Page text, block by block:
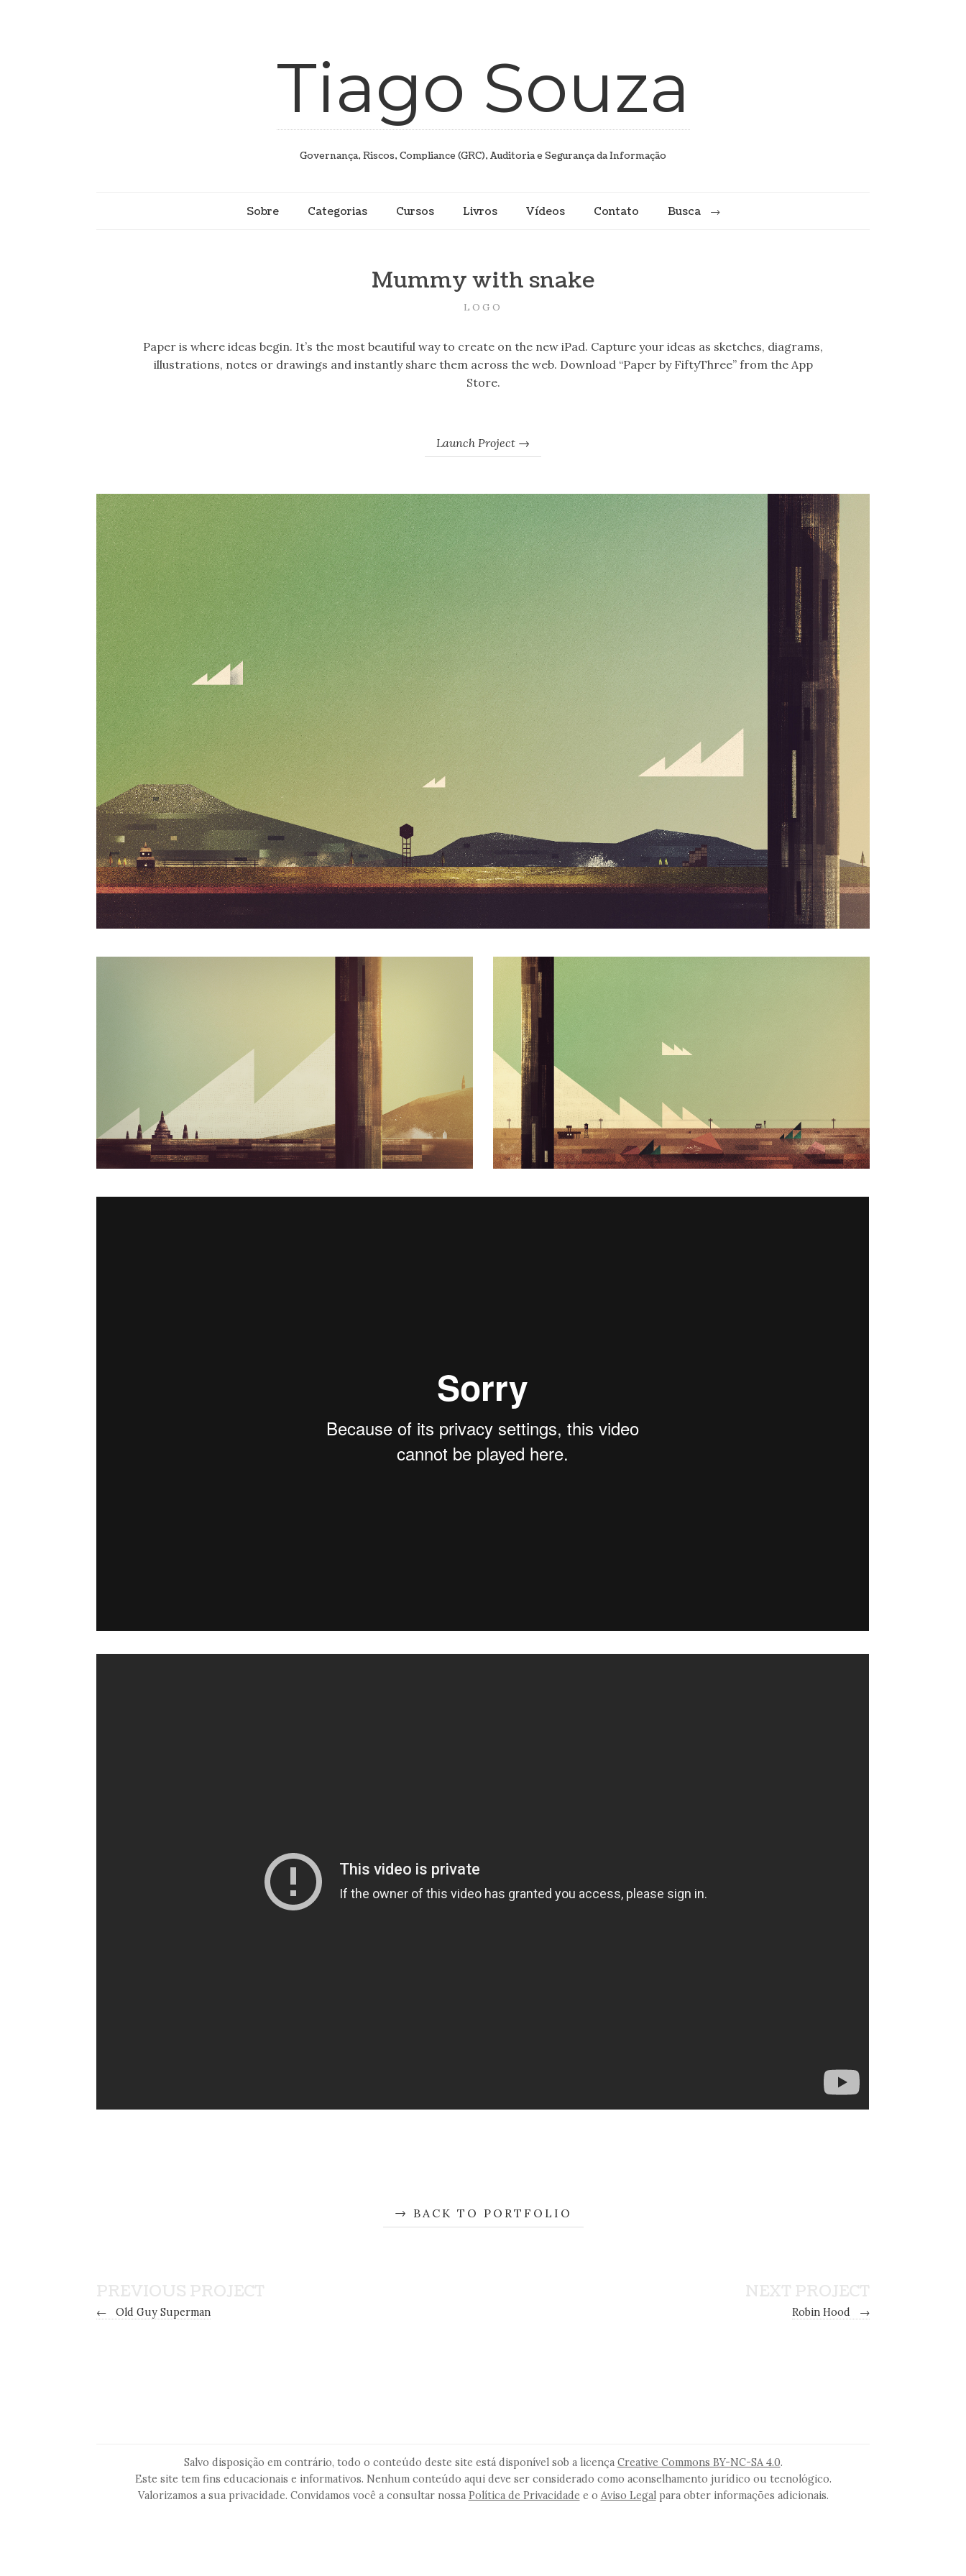
Tiago Souza
Governança, Riscos, Compliance (GRC), Auditoria e Segurança da Informação
Sobre Categorias Cursos Livros Vídeos Contato Busca
Mummy with snake
LOGO
Paper is where ideas begin. It’s the most beautiful way to create on the new iPad. Capture your ideas as sketches, diagrams,
illustrations, notes or drawings and instantly share them across the web. Download “Paper by FiftyThree” from the App
Store.
Launch Project
BACK TO PORTFOLIO
PREVIOUS PROJECT
← Old Guy Superman
NEXT PROJECT
Robin Hood →
Salvo disposição em contrário, todo o conteúdo deste site está disponível sob a licença Creative Commons BY-NC-SA 4.0.
Este site tem fins educacionais e informativos. Nenhum conteúdo aqui deve ser considerado como aconselhamento jurídico ou tecnológico.
Valorizamos a sua privacidade. Convidamos você a consultar nossa Política de Privacidade e o Aviso Legalpara obter informações adicionais.